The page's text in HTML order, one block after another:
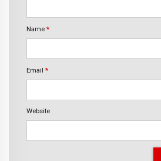
Name *
Email *
Website